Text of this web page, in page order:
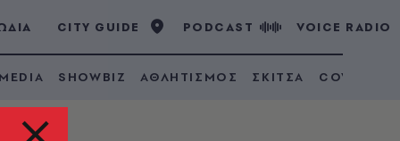
CITY GUIDE PODCAST VOICE RADIO
SHOWBIZ ΑΘΛΗΤΙΣΜΟΣ ΣΚΙΤΣΑ COVID 19